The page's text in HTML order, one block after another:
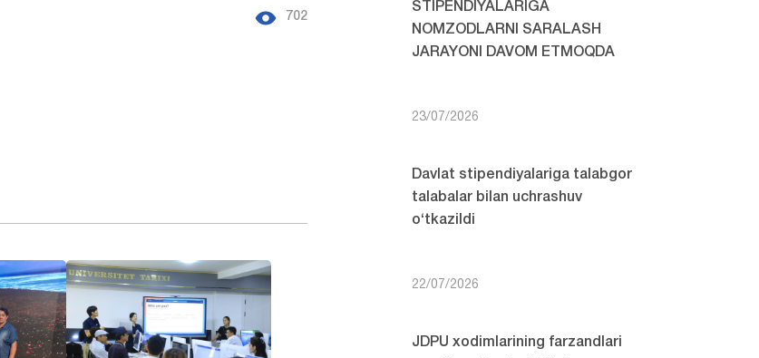
702
STIPENDIYALARIGA
NOMZODLARNI SARALASH
JARAYONI DAVOM ETMOQDA
23/07/2026
Davlat stipendiyalariga talabgor
talabalar bilan uchrashuv
o‘tkazildi
22/07/2026
JDPU xodimlarining farzandlari